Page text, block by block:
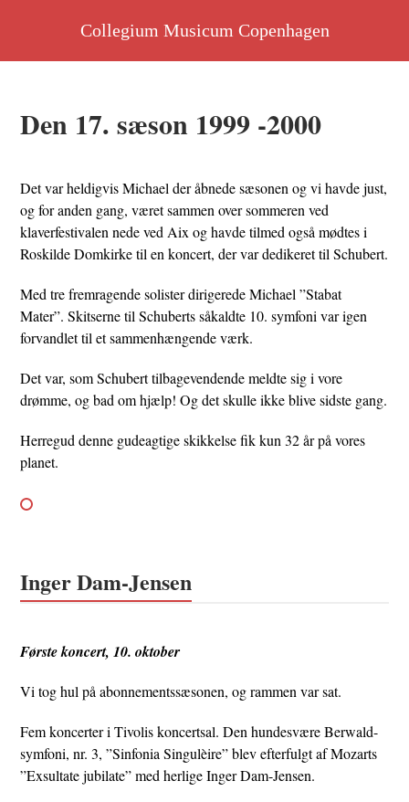
Collegium Musicum Copenhagen
Den 17. sæson 1999 -2000
Det var heldigvis Michael der åbnede sæsonen og vi havde just,
og for anden gang, været sammen over sommeren ved
klaverfestivalen nede ved Aix og havde tilmed også mødtes i
Roskilde Domkirke til en koncert, der var dedikeret til Schubert.
Med tre fremragende solister dirigerede Michael ”Stabat
Mater”. Skitserne til Schuberts såkaldte 10. symfoni var igen
forvandlet til et sammenhængende værk.
Det var, som Schubert tilbagevendende meldte sig i vore
drømme, og bad om hjælp! Og det skulle ikke blive sidste gang.
Herregud denne gudeagtige skikkelse fik kun 32 år på vores
planet.
Inger Dam-Jensen
Første koncert, 10. oktober
Vi tog hul på abonnementssæsonen, og rammen var sat.
Fem koncerter i Tivolis koncertsal. Den hundesvære Berwald-
symfoni, nr. 3, ”Sinfonia Singulèire” blev efterfulgt af Mozarts
”Exsultate jubilate” med herlige Inger Dam-Jensen.